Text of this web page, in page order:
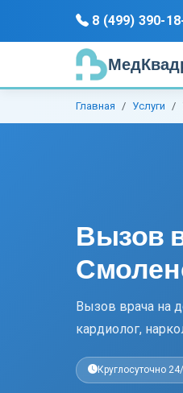
8 (499) 390-
Главная Услуги
Вызов
Вызов врача на
кардиолог,
Круглосуточно